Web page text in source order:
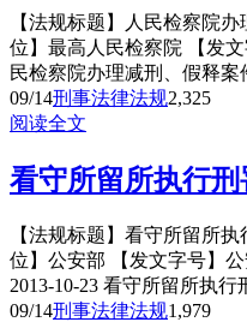
【法规标题】人民检察院
位】最高人民检察院 【发
民检察院办理减刑、假释
09/14刑事法律法规2,325
阅读全文
看守所留所执行
【法规标题】看守所留所
位】公安部 【发文字号】公
2013-10-23 看守所留所执
09/14刑事法律法规1,979